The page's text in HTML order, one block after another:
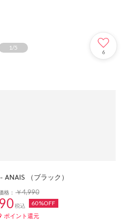
1/5
6
（ブラック）
格：￥4,990
税込 60%OFF
ポイント還元